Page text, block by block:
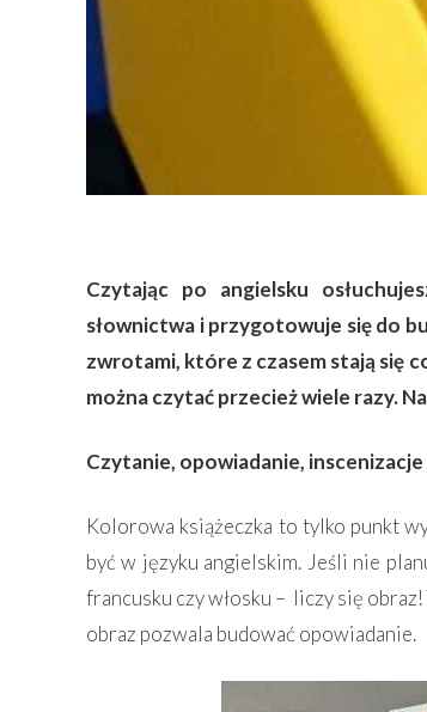
Czytając po angielsku
słownictwa i przygotowuje się do
zwrotami, które z czasem stają się
można czytać przecież wiele razy.
Czytanie, opowiadanie,
Kolorowa książeczka to tylko punkt
być w języku angielskim. Jeśli nie
francusku czy włosku – liczy się
obraz pozwala budować opowiadanie.